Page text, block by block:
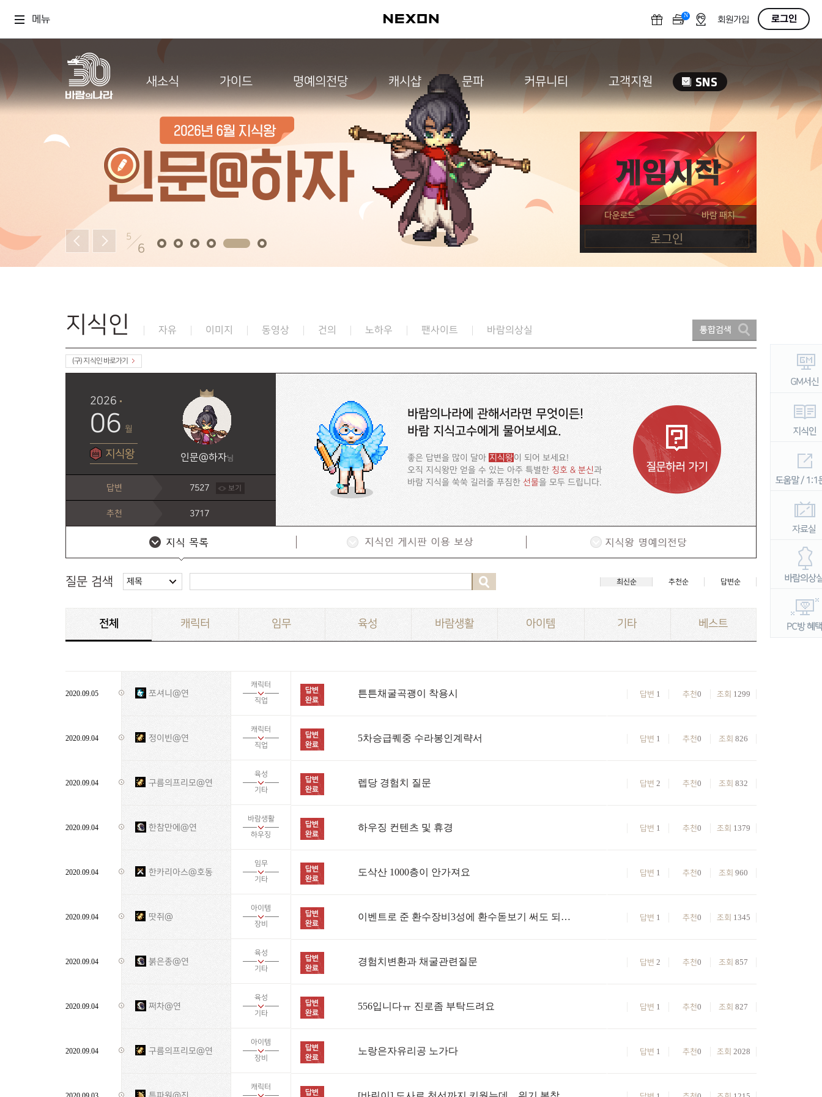
메뉴 N OFF회원가입 로그인
새소식 가이드 명예의전당 캐시샵 문파 커뮤니티 고객지원
5
6
지식인 자유 이미지 동영상 건의 노하우 팬사이트 바람의상실
(구) 지식인 바로가기
2026
06 월
지식왕 인문@하자님
답변 7527 보기
추천 3717
바람의나라에 관해서라면 무엇이든!
바람 지식고수에게 물어보세요.
좋은 답변을 많이 달아 지식왕이 되어 보세요!
오직 지식왕만 얻을 수 있는 아주 특별한칭호 & 분신과
바람 지식을 쑥쑥 길러줄 푸짐한선물을 모두 드립니다.
질문 검색 제목 최신순 추천순 답변순
전체 캐릭터 임무 육성 바람생활 아이템 기타 베스트
2020.09.05 쪼셔니@연
캐릭터
직업
튼튼채굴곡괭이 착용시 조회 1299
추천0
답변 1
2020.09.04 정이빈@연
캐릭터
직업
5차승급퀘중 수라봉인계략서 조회 826
추천0
답변 1
2020.09.04 구름의프리모@연
육성
기타
렙당 경험치 질문 조회 832
추천0
답변 2
2020.09.04 한참만에@연
바람생활
하우징
하우징 컨텐츠 및 휴경 조회 1379
추천0
답변 1
2020.09.04 한카리아스@호동
임무
기타
도삭산 1000층이 안가져요 조회 960
추천0
답변 1
2020.09.04 땃쥐@
아이템
장비
이벤트로 준 환수장비3성에 환수돋보기 써도 되나요? 조회 1345
추천0
답변 1
2020.09.04 붉은종@연
육성
기타
경험치변환과 채굴관련질문 조회 857
추천0
답변 2
2020.09.04 쩌차@연
육성
기타
556입니다ㅠ 진로좀 부탁드려요 조회 827
추천0
답변 1
2020.09.04 구름의프리모@연
아이템
장비
노랑은자유리공 노가다 조회 2028
추천0
답변 1
캐릭터